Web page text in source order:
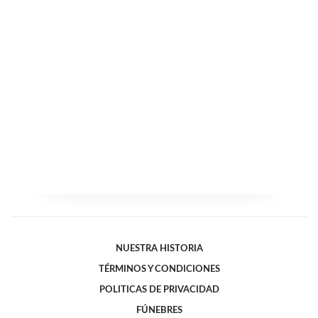
NUESTRA HISTORIA
TÉRMINOS Y CONDICIONES
POLITICAS DE PRIVACIDAD
FÚNEBRES